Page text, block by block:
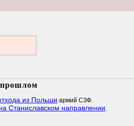
прошлом
из Польши армий СЗФ.
Станиславском направлении.